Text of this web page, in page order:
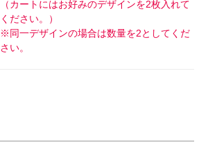
（カートにはお好みのデザインを2枚入れて
ください。）
※同一デザインの場合は数量を2としてくだ
さい。